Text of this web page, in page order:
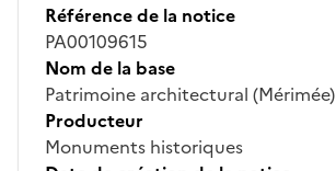
Référence de la notice
PA00109615
Nom de la base
Patrimoine architectural (Mérimée)
Producteur
Monuments historiques